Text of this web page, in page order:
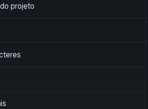
projeto